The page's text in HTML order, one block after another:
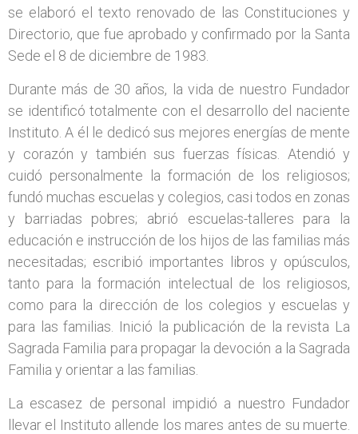
se elaboró el texto renovado de las Constituciones y
Directorio, que fue aprobado y confirmado por la Santa
Sede el 8 de diciembre de 1983.
Durante más de 30 años, la vida de nuestro Fundador
se identificó totalmente con el desarrollo del naciente
Instituto. A él le dedicó sus mejores energías de mente
y corazón y también sus fuerzas físicas. Atendió y
cuidó personalmente la formación de los religiosos;
fundó muchas escuelas y colegios, casi todos en zonas
y barriadas pobres; abrió escuelas-talleres para la
educación e instrucción de los hijos de las familias más
necesitadas; escribió importantes libros y opúsculos,
tanto para la formación intelectual de los religiosos,
como para la dirección de los colegios y escuelas y
para las familias. Inició la publicación de la revista La
Sagrada Familia para propagar la devoción a la Sagrada
Familia y orientar a las familias.
La escasez de personal impidió a nuestro Fundador
llevar el Instituto allende los mares antes de su muerte.